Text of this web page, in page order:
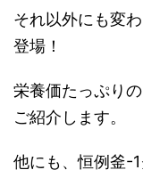
それ以外にも変
登場！
栄養価たっぷり
ご紹介します。
他にも、恒例釜-